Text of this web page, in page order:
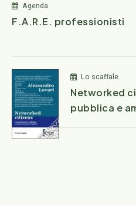
Agenda
F.A.R.E. professionisti
Lo scaffale
Networked
pubblica e